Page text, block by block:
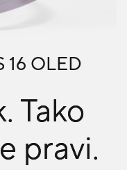
16 OLED
Tako
pravi.